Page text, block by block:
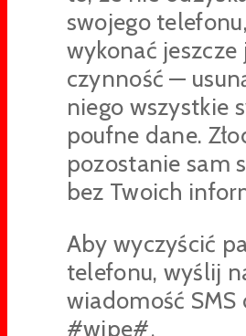
swojego
wykonać jeszcze
czynność —
niego wszystkie
poufne dane.
pozostanie sam
bez Twoich
Aby wyczyścić
telefonu, wyślij
wiadomość SMS
#wipe#.